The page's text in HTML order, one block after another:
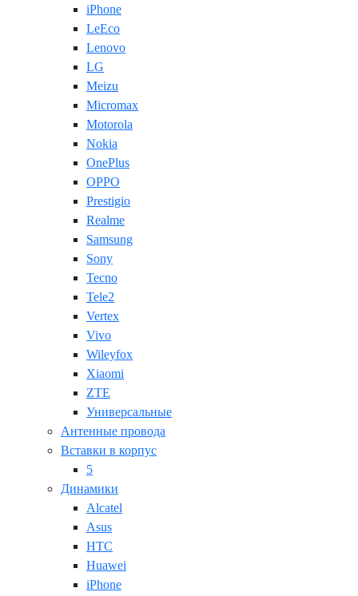
iPhone
LeEco
Lenovo
LG
Meizu
Micromax
Motorola
Nokia
OnePlus
OPPO
Prestigio
Realme
Samsung
Sony
Tecno
Tele2
Vertex
Vivo
Wileyfox
Xiaomi
ZTE
Универсальные
Антенные провода
Вставки в корпус
5
Динамики
Alcatel
Asus
HTC
Huawei
iPhone